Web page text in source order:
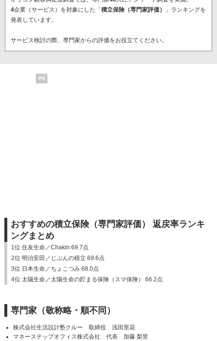
4企業（サービス）を対象にした「 積立保険（専門家評価）
」ランキングを
発表しています。
サービス検討の際、専門家からの評価をお役立てください。
PR
おすすめの積立保険（専門家評価） 返戻率ランキ
ングまとめ
1位 住友生命／Chakin 69.7点
2位 明治安田／じぶんの積立 69.6点
3位 日本生命／ちょこつみ 68.0点
4位 太陽生命／太陽生命の貯まる保険（スマ保険） 66.2点
専門家（敬称略・順不同）
株式会社生活設計塾クルー 取締役 浅田里花
マネーステップオフィス株式会社 代表 加藤 梨里